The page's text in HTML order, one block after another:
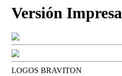
Versión Impresa
LOGOS BRAVITON